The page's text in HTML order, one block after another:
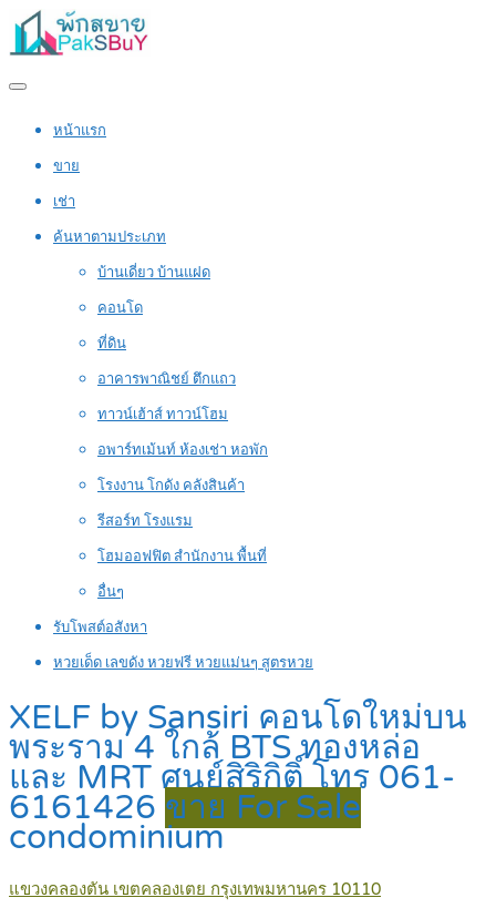
หน้าแรก
ขาย
เช่า
ค้นหาตามประเภท
บ้านเดี่ยว บ้านแฝด
คอนโด
ที่ดิน
อาคารพาณิชย์ ตึกแถว
ทาวน์เฮ้าส์ ทาวน์โฮม
อพาร์ทเม้นท์ ห้องเช่า หอพัก
โรงงาน โกดัง คลังสินค้า
รีสอร์ท โรงแรม
โฮมออฟฟิต สำนักงาน พื้นที่
อื่นๆ
รับโพสต์อสังหา
หวยเด็ด เลขดัง หวยฟรี หวยแม่นๆ สูตรหวย
XELF by Sansiri คอนโดใหม่บน
พระราม 4 ใกล้ BTS ทองหล่อ
และ MRT ศูนย์สิริกิติ์ โทร 061-
6161426 ขาย For Sale
condominium
แขวงคลองตัน เขตคลองเตย กรุงเทพมหานคร 10110